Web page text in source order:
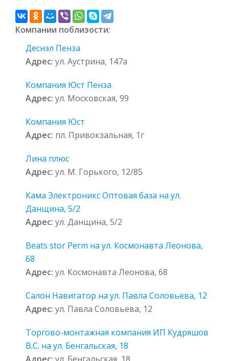
Компании поблизости:
Деснэл Пенза
Адрес: ул. Аустрина, 147а
Компания Юст Пенза
Адрес: ул. Московская, 99
Компания Юст
Адрес: пл. Привокзальная, 1г
Лина плюс
Адрес: ул. М. Горького, 12/85
Кама Электроникс Оптовая база на ул.
Данщина, 5/2
Адрес: ул. Данщина, 5/2
Beats stor Perm на ул. Космонавта Леонова,
68
Адрес: ул. Космонавта Леонова, 68
Салон Навигатор на ул. Павла Соловьева, 12
Адрес: ул. Павла Соловьева, 12
Торгово-монтажная компания ИП Кудряшов
В.С. на ул. Бенгальская, 18